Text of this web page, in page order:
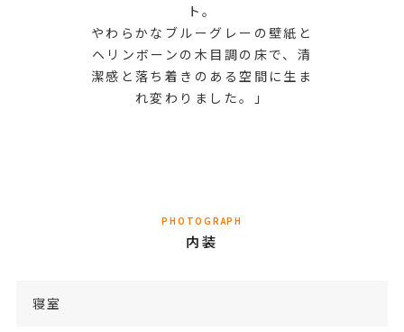
ト。
やわらかなブルーグレーの壁紙と
ヘリンボーンの木目調の床で、清
潔感と落ち着きのある空間に生ま
れ変わりました。」
PHOTOGRAPH
内装
寝室